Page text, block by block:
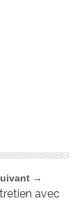
→
avec